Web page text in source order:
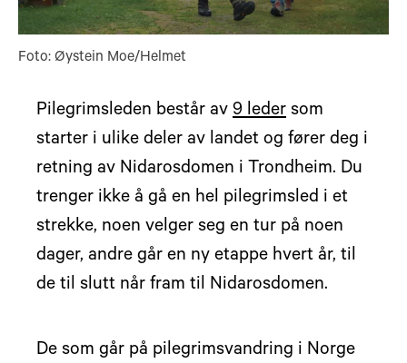
Foto: Øystein Moe/Helmet
Pilegrimsleden består av 9 leder som
starter i ulike deler av landet og fører deg i
retning av Nidarosdomen i Trondheim. Du
trenger ikke å gå en hel pilegrimsled i et
strekke, noen velger seg en tur på noen
dager, andre går en ny etappe hvert år, til
de til slutt når fram til Nidarosdomen.
De som går på pilegrimsvandring i Norge